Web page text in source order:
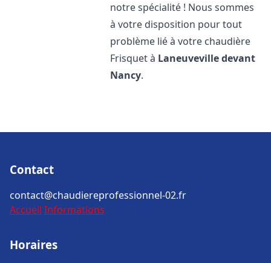
notre spécialité ! Nous sommes
à votre disposition pour tout
problème lié à votre chaudière
Frisquet à Laneuveville devant
Nancy.
Contact
contact@chaudiereprofessionnel-02.fr
Accueil Informations
Horaires